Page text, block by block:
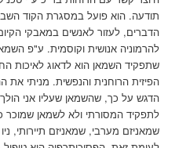
תודעה. הוא פועל במסגרת הקוד
הדברים, לעזור לאנשים במאבקי
להרמוניה אנושית וקוסמית. ע"פ
שתפקיד השמאן הוא לדאוג לאיכות
הפיזית הרוחנית והנפשית. מניתי
הדגש על כך, שהשמאן שעליו אני
לתפקיד המסורתי ולא לשמאן שמוכר
שמאניזם מערבי, שמאניזם תיירותי, ניו